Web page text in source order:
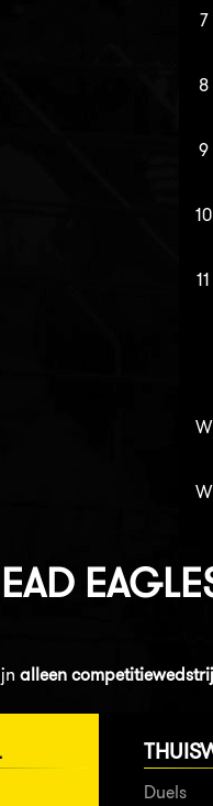
7
8
9
10
11
W
W
alleen
Duels